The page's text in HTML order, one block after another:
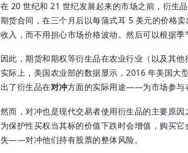
在 20 世纪和 21 世纪发展起来的市场之前，衍生
期货合同，在三个月后以每蒲式耳 5 美元的价格
收入，而不用担心市场价格波动。然后可以根据季
因此，期货和期权等衍生品在农业行业（以及其
实际上，美国农业部的数据显示，2016 年美国大
出了衍生品在对冲方面的实际用途——为市场参与
然而，对冲也是现代交易者使用衍生品的主要原
为保护性买权当其标的价值下跌时会增值，购买
失——对冲他们持有股票的整体风险。